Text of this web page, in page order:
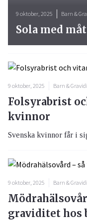
9 oktober, 2025 Barn &
Sola med
9 oktober, 2025 Barn &
Folsyrabrist
kvinnor
Svenska kvinnor får i
9 oktober, 2025 Barn &
graviditet hos